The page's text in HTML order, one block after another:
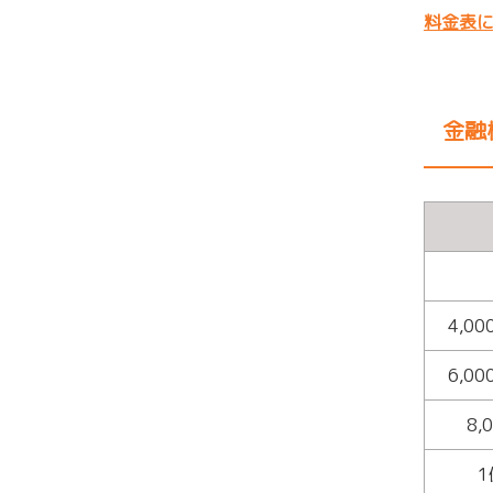
料金表
金
1